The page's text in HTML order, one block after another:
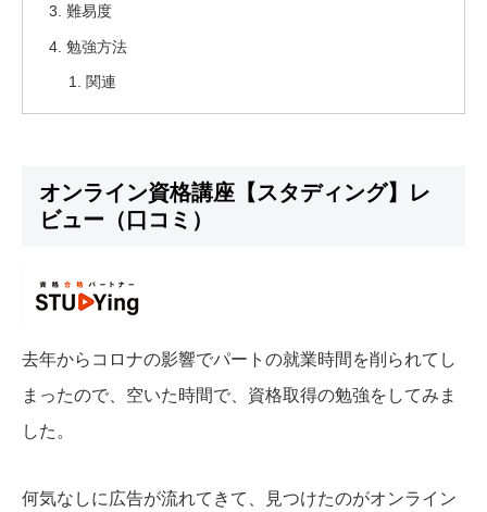
難易度
勉強方法
関連
オンライン資格講座【スタディング】レ
ビュー（口コミ）
去年からコロナの影響でパートの就業時間を削られてし
まったので、空いた時間で、資格取得の勉強をしてみま
した。
何気なしに広告が流れてきて、見つけたのがオンライン